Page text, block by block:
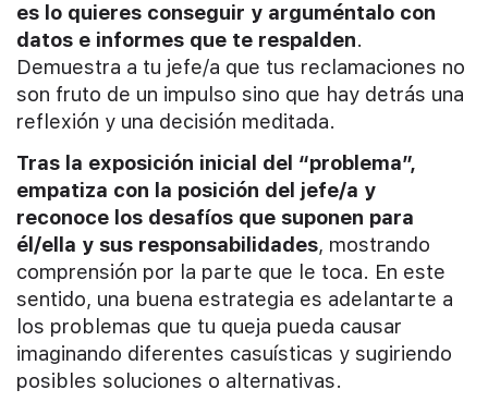
es lo quieres conseguir y arguméntalo con
datos e informes que te respalden.
Demuestra a tu jefe/a que tus reclamaciones no
son fruto de un impulso sino que hay detrás una
reflexión y una decisión meditada.
Tras la exposición inicial del “problema”,
empatiza con la posición del jefe/a y
reconoce los desafíos que suponen para
él/ella y sus responsabilidades, mostrando
comprensión por la parte que le toca. En este
sentido, una buena estrategia es adelantarte a
los problemas que tu queja pueda causar
imaginando diferentes casuísticas y sugiriendo
posibles soluciones o alternativas.